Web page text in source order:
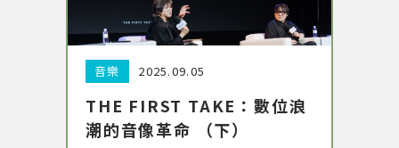
分類:
音樂 日期:
2025.09.05
THE FIRST TAKE：數位浪
潮的音像革命 （下）
著作權及免責聲明